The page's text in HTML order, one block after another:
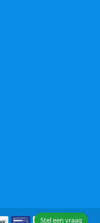
Stel een vraag